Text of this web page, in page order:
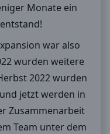
Monate ein
war also
wurden weitere
2022 wurden
jetzt werden in
Zusammenarbeit
Team unter dem